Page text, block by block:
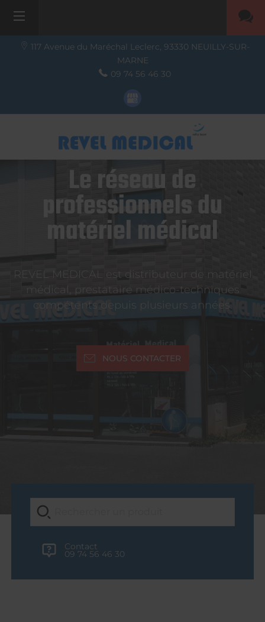
117 Avenue du Maréchal Leclerc, 93330 NEUILLY-SUR-
MARNE
09 74 56 46 30
Le réseau de
professionnels du
matériel médical
REVEL MEDICAL est distributeur de matériel
médical, prestataire médico-techniques
compétents depuis plusieurs années.
NOUS CONTACTER
Contact
09 74 56 46 30